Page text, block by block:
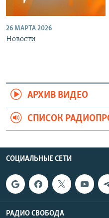
26 МАРТА 2026
Новости
АРХИВ ВИДЕО
СПИСОК
СОЦИАЛЬНЫЕ СЕТИ
РАДИО СВОБОДА